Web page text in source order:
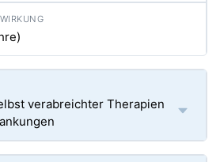
verabreichter Therapien